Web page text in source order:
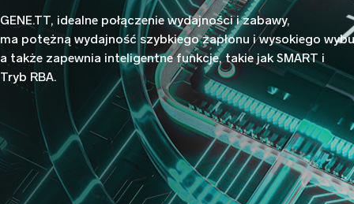
GENE.TT, idealne połączenie wydajności i zabawy,
ma potężną wydajność szybkiego zapłonu i wysokiego
a także zapewnia inteligentne funkcje, takie jak SMART i
Tryb RBA.